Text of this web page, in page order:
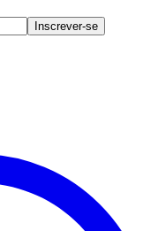
Inscrever-se